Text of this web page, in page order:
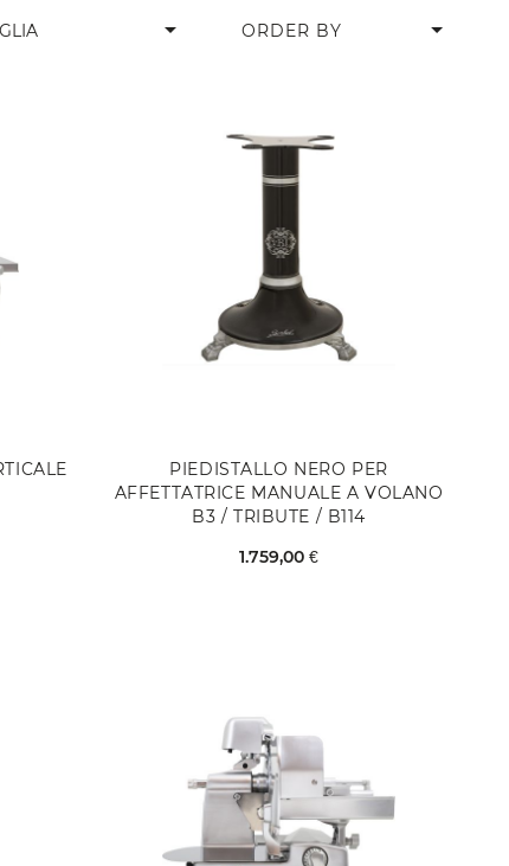
arrow_drop_down
PIEDISTALLO NERO PER
AFFETTATRICE MANUALE A VOLANO
B3 / TRIBUTE / B114
1.759,00 €